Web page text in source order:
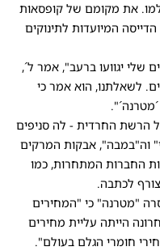
את מקומם של קופסאות
המיועדות לתינוקים
שלי יגוועו ברעב", אמר ל´,
לשאלתנו, הוא אמר כי
הרשת החרדית - לה סניפים
וה"במבה", אבקות המרקים
החברות המתחרות, כמו
לכתבה.
"מטרנה" כי "המחירים
הייתה עליית מחירים
חומרי הגלם בעולם".